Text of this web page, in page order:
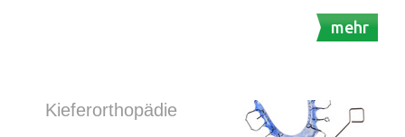
mehr
Kieferorthopädie